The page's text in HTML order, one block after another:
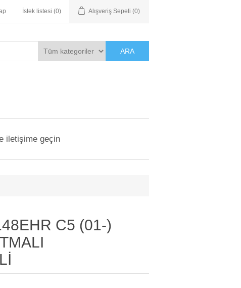
İstek listesi (0) Alışveriş Sepeti (0)
ARA
iletişime geçin
C5 (01-)